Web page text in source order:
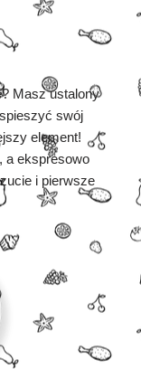
Masz ustalony
swój
element!
a ekspresowo
i pierwsze